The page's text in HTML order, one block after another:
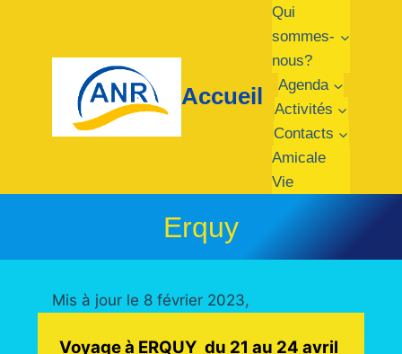
contenu
Accueil
Qui
sommes-
nous?
Agenda
Activités
Contacts
Amicale
Vie
Erquy
Mis à jour le 8 février 2023,
Voyage à ERQUY du 21 au 24 avril